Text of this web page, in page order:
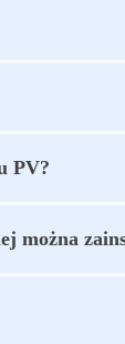
PV?
można